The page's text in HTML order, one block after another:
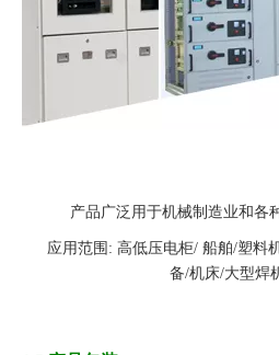
产品广泛用于机械制造业和各
应用范围: 高低压电柜/ 船舶/塑料
备/机床/大型焊